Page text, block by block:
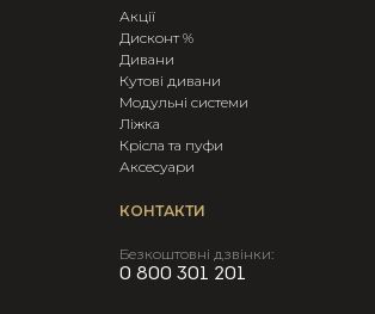
Акції
Дисконт %
Дивани
Кутові дивани
Модульні системи
Ліжка
Крicла та пуфи
Аксесуари
КОНТАКТИ
Безкоштовні дзвінки:
0 800 301 201